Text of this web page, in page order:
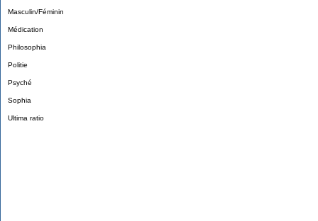
Masculin/Féminin
Médication
Philosophia
Politie
Psyché
Sophia
Ultima ratio